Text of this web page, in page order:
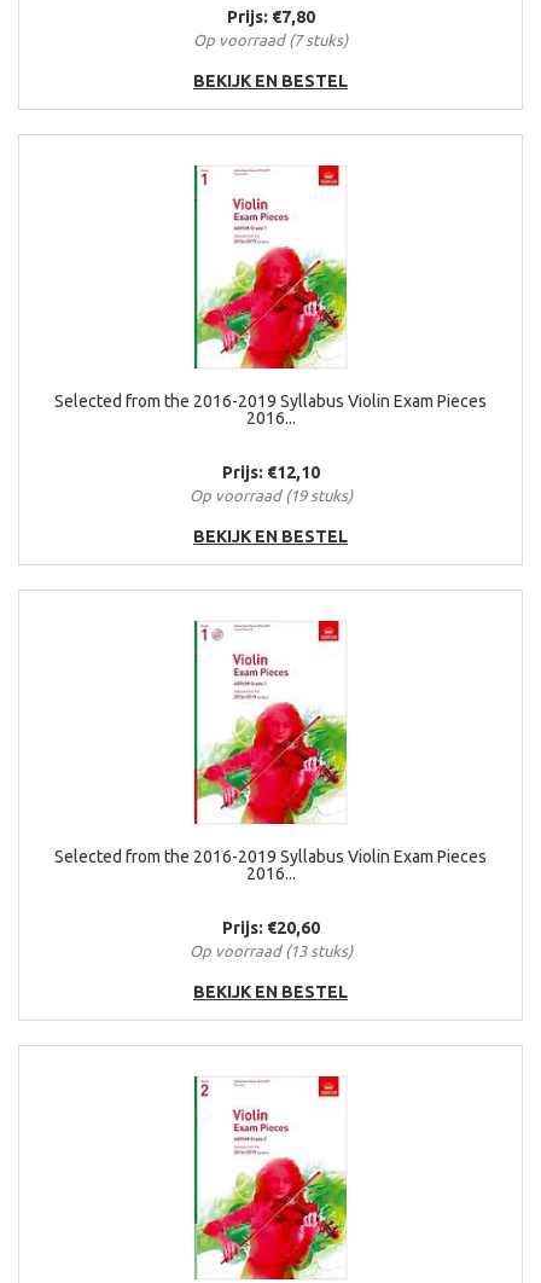
Prijs: €7,80
Op voorraad (7 stuks)
BEKIJK EN BESTEL
Selected from the 2016-2019 Syllabus Violin Exam Pieces
2016...
Prijs: €12,10
Op voorraad (19 stuks)
BEKIJK EN BESTEL
Selected from the 2016-2019 Syllabus Violin Exam Pieces
2016...
Prijs: €20,60
Op voorraad (13 stuks)
BEKIJK EN BESTEL